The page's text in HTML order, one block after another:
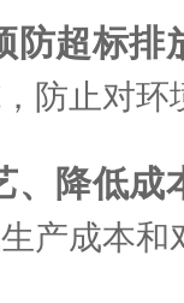
防超标排
防止对环
、降低成
产成本和